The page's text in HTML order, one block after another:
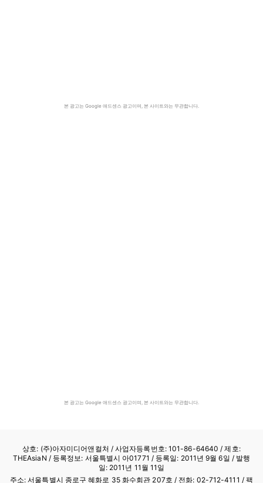
본 광고는 Google 애드센스 광고이며, 본 사이트와는 무관합니다.
본 광고는 Google 애드센스 광고이며, 본 사이트와는 무관합니다.
상호: (주)아자미디어앤컬처 /사업자등록번호: 101-86-64640 / 제호:
THEAsiaN / 등록정보: 서울특별시 아01771 / 등록일: 2011년 9월 6일 / 발행
일: 2011년 11월 11일
주소: 서울특별시 종로구 혜화로 35 화수회관 207호 / 전화: 02-712-4111 / 팩